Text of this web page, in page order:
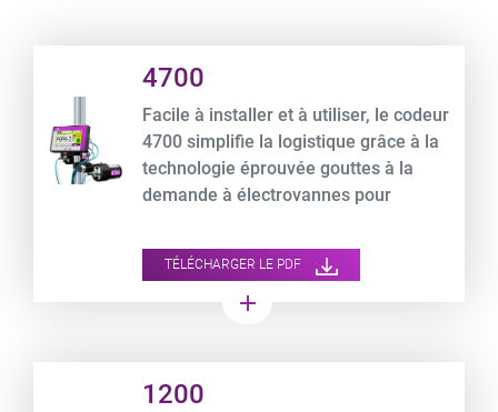
4700
Facile à installer et à utiliser, le codeur
4700 simplifie la logistique grâce à la
technologie éprouvée gouttes à la
demande à électrovannes pour
TÉLÉCHARGER LE PDF
add
1200